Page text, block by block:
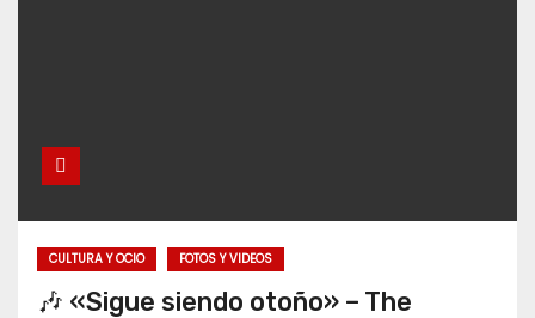
CULTURA Y OCIO FOTOS Y VIDEOS
🎶 «Sigue siendo otoño» – The